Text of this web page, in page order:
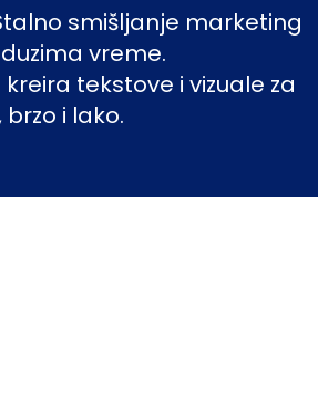
smišljanje marketing
vreme.
kreira tekstove i vizuale za
i lako.